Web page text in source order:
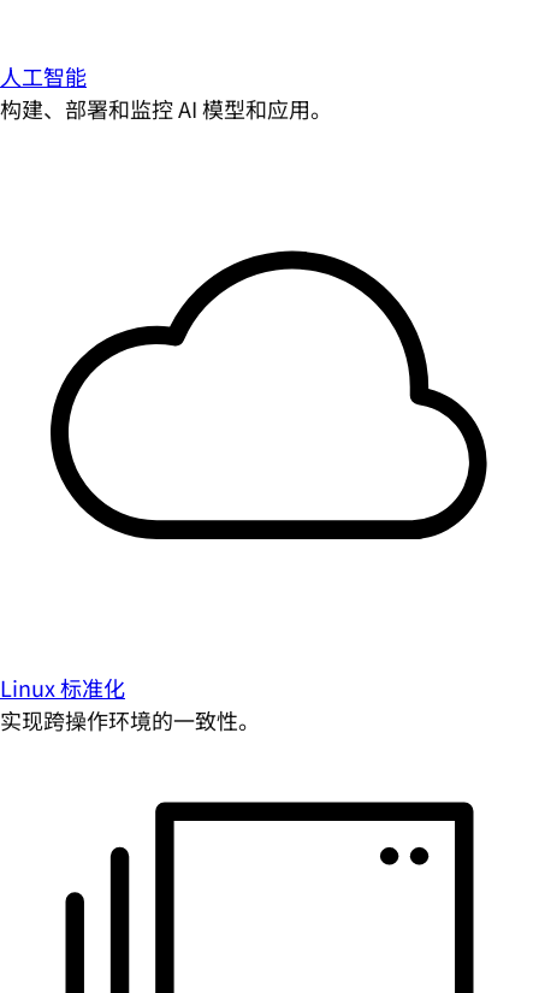
人工智能
构建、部署和监控 AI 模型和应用。
Linux 标准化
实现跨操作环境的一致性。